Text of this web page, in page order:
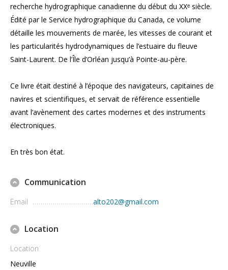
recherche hydrographique canadienne du début du XXᵉ siècle.
Édité par le Service hydrographique du Canada, ce volume
détaille les mouvements de marée, les vitesses de courant et
les particularités hydrodynamiques de l’estuaire du fleuve
Saint-Laurent. De l’Île d’Orléan jusqu’à Pointe-au-père.
Ce livre était destiné à l’époque des navigateurs, capitaines de
navires et scientifiques, et servait de référence essentielle
avant l’avènement des cartes modernes et des instruments
électroniques.
En très bon état.
Communication
Email alto202@gmail.com
Location
Location
Neuville